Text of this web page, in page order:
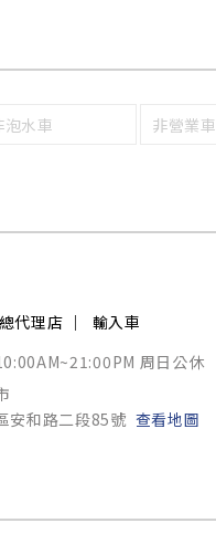
泡水車 非營業車
總代理店
輸入車
周日公休
安和路二段85號 查看地圖